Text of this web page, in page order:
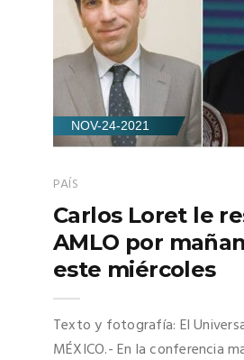
NOV-24-2021
PAÍS
Carlos Loret le
AMLO por
este miércoles
Texto y fotografía: El
MÉXICO.- En la conferencia